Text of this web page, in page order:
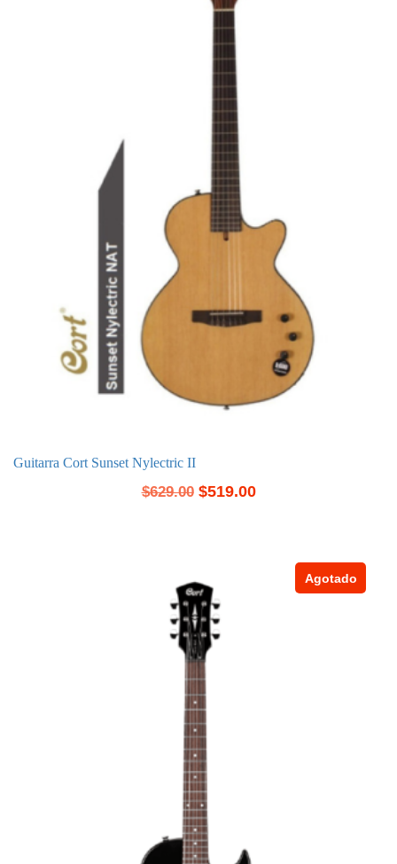
Guitarra Cort Sunset Nylectric II
$629.00 $519.00
Agotado